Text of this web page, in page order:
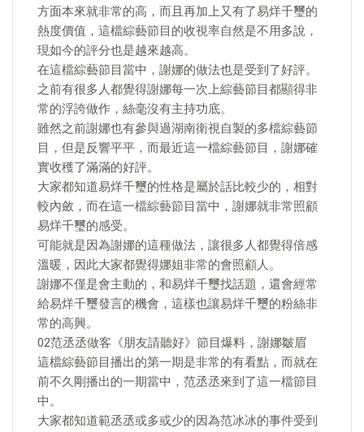
方面本來就非常的高，而且再加上又有了易烊千璽的
熱度價值，這檔綜藝節目的收視率自然是不用多說，
現如今的評分也是越來越高。
在這檔綜藝節目當中，謝娜的做法也是受到了好評。
之前有很多人都覺得謝娜每一次上綜藝節目都顯得非
常的浮誇做作，絲毫沒有主持功底。
雖然之前謝娜也有參與過湖南衛視自製的多檔綜藝節
目，但是反響平平，而最近這一檔綜藝節目，謝娜確
實收穫了滿滿的好評。
大家都知道易烊千璽的性格是屬於話比較少的，相對
較內斂，而在這一檔綜藝節目當中，謝娜就非常照顧
易烊千璽的感受。
可能就是因為謝娜的這種做法，讓很多人都覺得倍感
溫暖，因此大家都覺得娜姐非常的會照顧人。
謝娜不僅是會主動的，和易烊千璽找話題，還會經常
給易烊千璽發言的機會，這樣也讓易烊千璽的粉絲非
常的高興。
02范丞丞做客《朋友請聽好》節目爆料，謝娜皺眉
這檔綜藝節目播出的第一期是非常的有看點，而就在
前不久剛播出的一期當中，范丞丞來到了這一檔節目
中。
大家都知道範丞丞或多或少的因為范冰冰的事件受到